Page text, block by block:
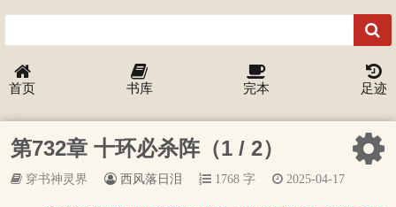
首页 书库 完本 足迹
第732章 十环必杀阵（1 / 2）
穿书神灵界 西风落日泪 1768 字 2025-04-17